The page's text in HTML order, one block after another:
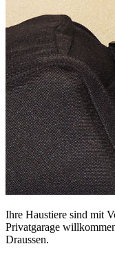
Ihre Haustiere sind mit
Privatgarage
Draussen.